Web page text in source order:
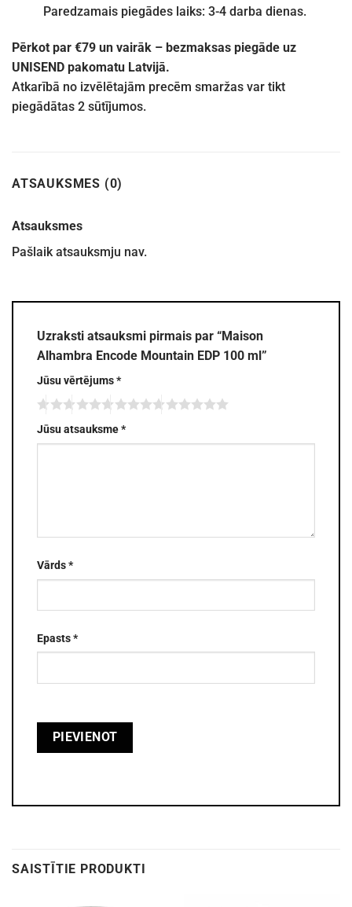
Paredzamais piegādes laiks: 3-4 darba dienas.
Pērkot par €79 un vairāk – bezmaksas piegāde uz
UNISEND pakomatu Latvijā.
Atkarībā no izvēlētajām precēm smaržas var tikt
piegādātas 2 sūtījumos.
ATSAUKSMES (0)
Atsauksmes
Pašlaik atsauksmju nav.
Uzraksti atsauksmi pirmais par “Maison
Alhambra Encode Mountain EDP 100 ml”
Jūsu vērtējums*
Jūsu atsauksme*
Vārds*
Epasts*
SAISTĪTIE PRODUKTI